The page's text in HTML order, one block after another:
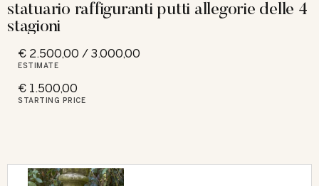
statuario raffiguranti putti allegorie delle 4
stagioni
€ 2.500,00 / 3.000,00
ESTIMATE
€ 1.500,00
STARTING PRICE